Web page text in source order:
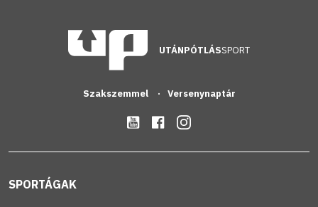
UTÁNPÓTLÁSSPORT
Szakszemmel Versenynaptár
SPORTÁGAK